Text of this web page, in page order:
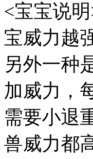
<宝宝说
宝威力越
另外一种
加威力，
需要小退
兽威力都